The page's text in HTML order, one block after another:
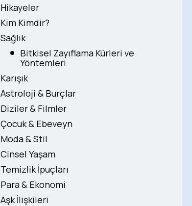
Hikayeler
Kim Kimdir?
Sağlık
Bitkisel Zayıflama Kürleri ve
Yöntemleri
Karışık
Astroloji & Burçlar
Diziler & Filmler
Çocuk & Ebeveyn
Moda & Stil
Cinsel Yaşam
Temizlik İpuçları
Para & Ekonomi
Aşk İlişkileri